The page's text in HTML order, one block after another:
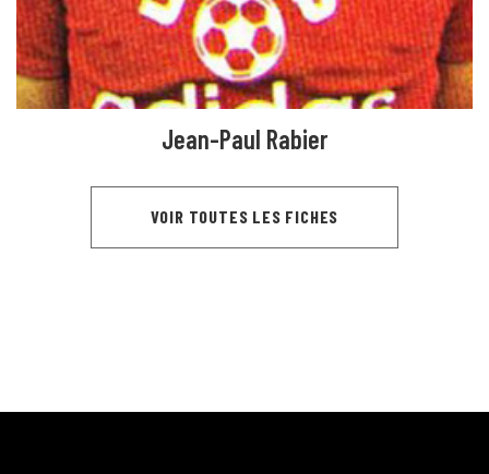
Jean-Paul Rabier
VOIR TOUTES LES FICHES